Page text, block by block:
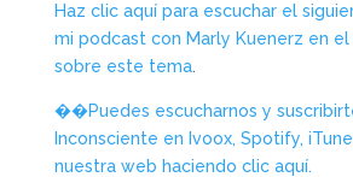
Haz clic aquí para escuchar el
mi podcast con Marly Kuenerz en
sobre este tema.
��Puedes escucharnos y
Inconsciente en Ivoox, Spotify,
nuestra web haciendo clic aquí.